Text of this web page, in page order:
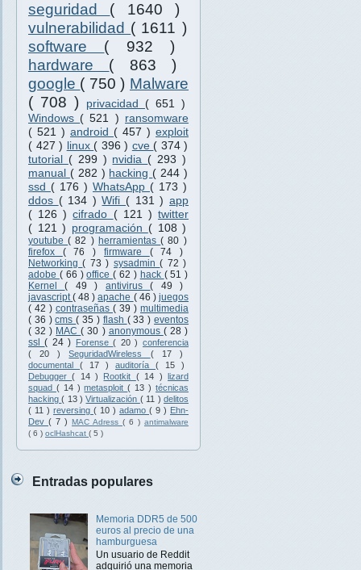
seguridad ( 1640 )
vulnerabilidad ( 1611 )
software ( 932 )
hardware ( 863 )
google ( 750 ) Malware
( 708 )
privacidad ( 651 )
Windows ( 521 ) ransomware
( 521 ) android ( 457 ) exploit
( 427 ) linux ( 396 ) cve ( 374 )
tutorial ( 299 ) nvidia ( 293 )
manual ( 282 ) hacking ( 244 )
ssd ( 176 ) WhatsApp ( 173 )
ddos ( 134 )Wifi ( 131 ) app
( 126 )cifrado ( 121 )twitter
( 121 ) programación ( 108 )
youtube( 82 ) herramientas( 80 )
firefox ( 76 ) firmware ( 74 )
Networking( 73 ) sysadmin( 72 )
adobe ( 66 )office( 62 ) hack ( 51 )
Kernel( 49 ) antivirus( 49 )
javascript( 48 )apache ( 46 ) juegos
( 42 ) contraseñas ( 39 ) multimedia
( 36 )cms( 35 ) flash ( 33 )eventos
( 32 ) MAC( 30 ) anonymous ( 28 )
ssl( 24 ) Forense( 20 ) conferencia
( 20 )SeguridadWireless ( 17 )
documental ( 17 ) auditoría ( 15 )
Debugger( 14 ) Rootkit ( 14 ) lizard
squad ( 14 )metasploit( 13 ) técnicas
hacking( 13 )Virtualización ( 11 ) delitos
( 11 ) reversing ( 10 ) adamo ( 9 ) Ehn-
Dev ( 7 ) MAC Adress ( 6 ) antimalware
( 6 ) oclHashcat ( 5 )
Entradas populares
Memoria DDR5 de 500
euros al precio de una
hamburguesa
Un usuario de Reddit
adquirió una memoria